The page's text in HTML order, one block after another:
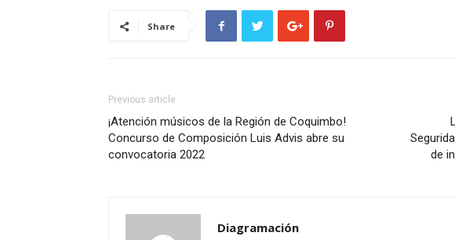
Share
Previous article
¡Atención músicos de la Región de Coquimbo!
Concurso de Composición Luis Advis abre su
convocatoria 2022
de
Diagramación